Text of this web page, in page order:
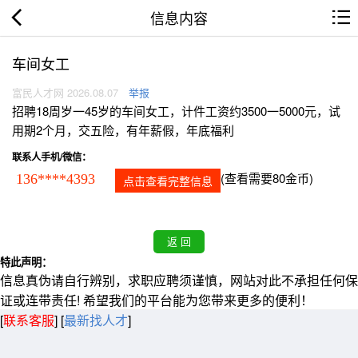
信息内容
车间女工
富民人才网 2026.08.07 举报
招聘18周岁一45岁的车间女工，计件工资约3500一5000元，试
用期2个月，交五险，有年薪假，年底福利
联系人手机/微信：
136****4393 点击查看完整信息 (查看需要80金币)
特此声明：
信息真伪请自行辨别，求职应聘须谨慎，网站对此不承担任何保
证或连带责任! 希望我们的平台能为您带来更多的便利！
[联系客服] [最新找人才]